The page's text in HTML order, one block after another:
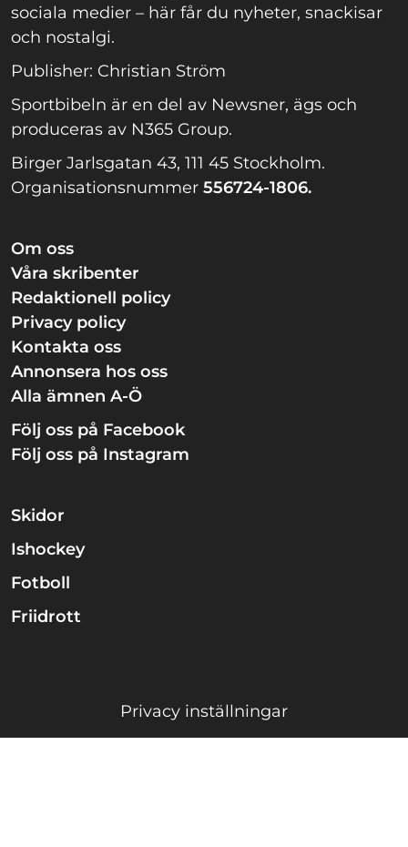
sociala medier – här får du nyheter, snackisar
och nostalgi.
Publisher: Christian Ström
Sportbibeln är en del av Newsner, ägs och
produceras av N365 Group.
Birger Jarlsgatan 43, 111 45 Stockholm.
Organisationsnummer 556724-1806.
Om oss
Våra skribenter
Redaktionell policy
Privacy policy
Kontakta oss
Annonsera hos oss
Alla ämnen A-Ö
Följ oss på Facebook
Följ oss på Instagram
Skidor
Ishockey
Fotboll
Friidrott
Privacy inställningar